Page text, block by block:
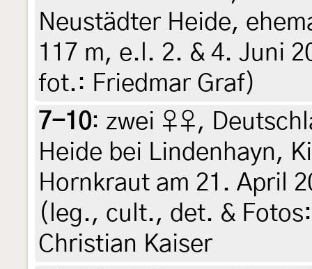
Neustädter Heide,
117 m, e.l. 2. & 4. Juni
fot.: Friedmar Graf)
7-10: zwei ♀♀,
Heide bei Lindenhayn,
Hornkraut am 21. April
(leg., cult., det. &
Christian Kaiser